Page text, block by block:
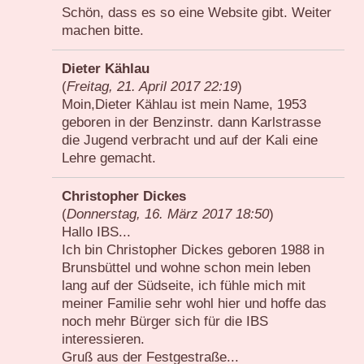
Schön, dass es so eine Website gibt. Weiter
machen bitte.
Dieter Kählau
(Freitag, 21. April 2017 22:19)
Moin,Dieter Kählau ist mein Name, 1953
geboren in der Benzinstr. dann Karlstrasse
die Jugend verbracht und auf der Kali eine
Lehre gemacht.
Christopher Dickes
(Donnerstag, 16. März 2017 18:50)
Hallo IBS...
Ich bin Christopher Dickes geboren 1988 in
Brunsbüttel und wohne schon mein leben
lang auf der Südseite, ich fühle mich mit
meiner Familie sehr wohl hier und hoffe das
noch mehr Bürger sich für die IBS
interessieren.
Gruß aus der Festgestraße...